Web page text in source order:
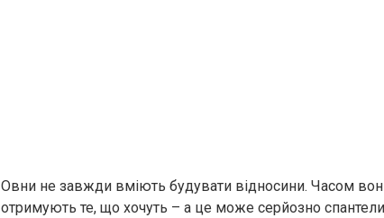
Овни не завжди вміють будувати відносини. Часом
отримують те, що хочуть – а це може серйозно